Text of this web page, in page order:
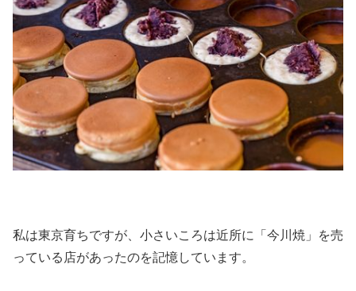
私は東京育ちですが、小さいころは近所に「今川焼」を売
っている店があったのを記憶しています。